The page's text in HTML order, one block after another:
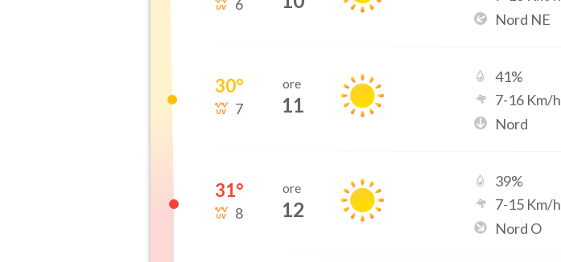
6
Nord NE
30°
7
ore
11
41%
7-16 Km/h
Nord
31°
8
ore
12
39%
7-15 Km/h
Nord O